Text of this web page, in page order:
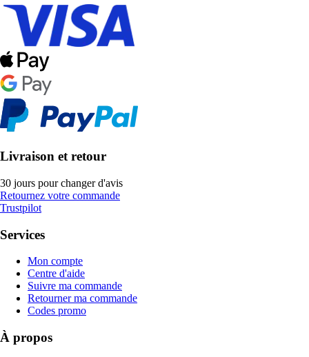
Livraison et retour
30 jours pour changer d'avis
Retournez votre commande
Trustpilot
Services
Mon compte
Centre d'aide
Suivre ma commande
Retourner ma commande
Codes promo
À propos